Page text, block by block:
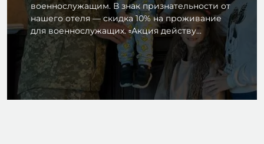
военнослужащим. В знак признательности от
нашего отеля — скидка 10% на проживание
для военнослужащих. ▫️Акция действу...